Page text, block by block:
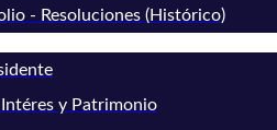
- Resoluciones (Histórico)
y Patrimonio